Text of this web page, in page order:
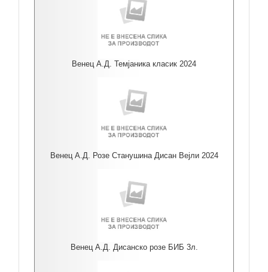
Венец А.Д. Темјаника класик 2024
Венец А.Д. Розе Станушина Дисан Вејли 2024
Венец А.Д. Дисанско розе БИБ 3л.